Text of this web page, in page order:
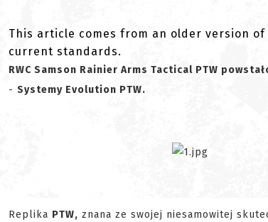
This article comes from an older version
current standards.
RWC Samson Rainier Arms Tactical PTW
- Systemy Evolution PTW.
Replika PTW, znana ze swojej niesamowitej